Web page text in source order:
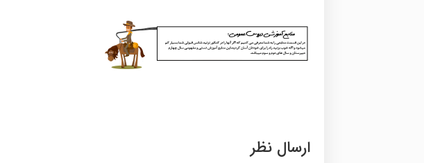
ارسال نظر